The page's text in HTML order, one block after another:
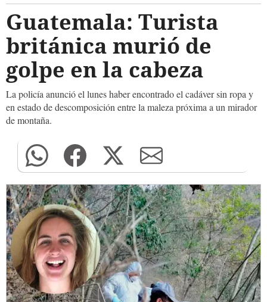
Guatemala: Turista
británica murió de
golpe en la cabeza
La policía anunció el lunes haber encontrado el cadáver sin ropa y
en estado de descomposición entre la maleza próxima a un mirador
de montaña.